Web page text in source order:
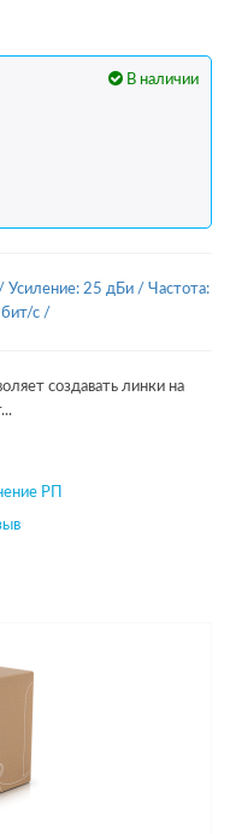
В наличии
Усиление: 25 дБи / Частота:
с /
создавать линки на
РП